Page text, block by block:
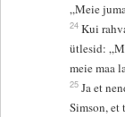
„Meie
24 Kui
ütlesid:
meie maa
25 Ja et
Simson, et